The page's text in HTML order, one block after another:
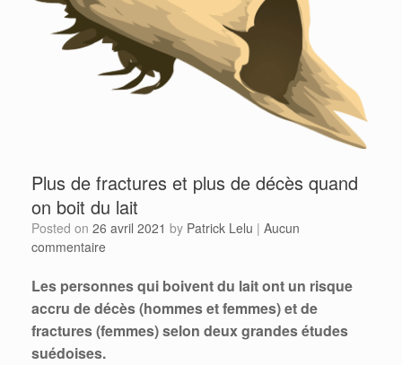
Plus de fractures et plus de décès quand
on boit du lait
Posted on 26 avril 2021 by Patrick Lelu | Aucun
commentaire
Les personnes qui boivent du lait ont un risque
accru de décès (hommes et femmes) et de
fractures (femmes) selon deux grandes études
suédoises.